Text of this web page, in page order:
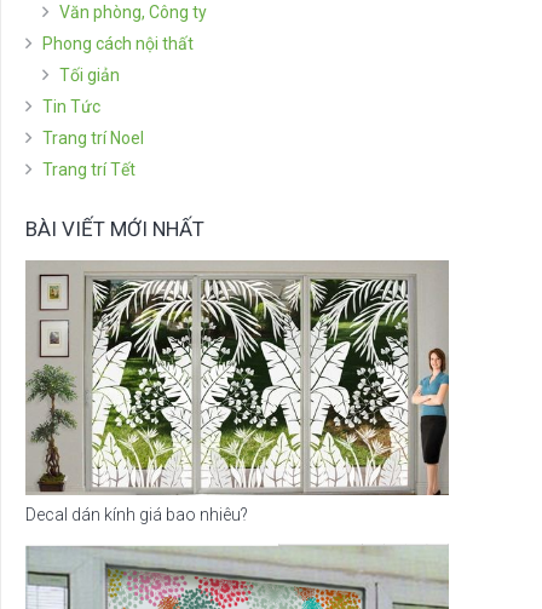
Văn phòng, Công ty
Phong cách nội thất
Tối giản
Tin Tức
Trang trí Noel
Trang trí Tết
BÀI VIẾT MỚI NHẤT
Decal dán kính giá bao nhiêu?